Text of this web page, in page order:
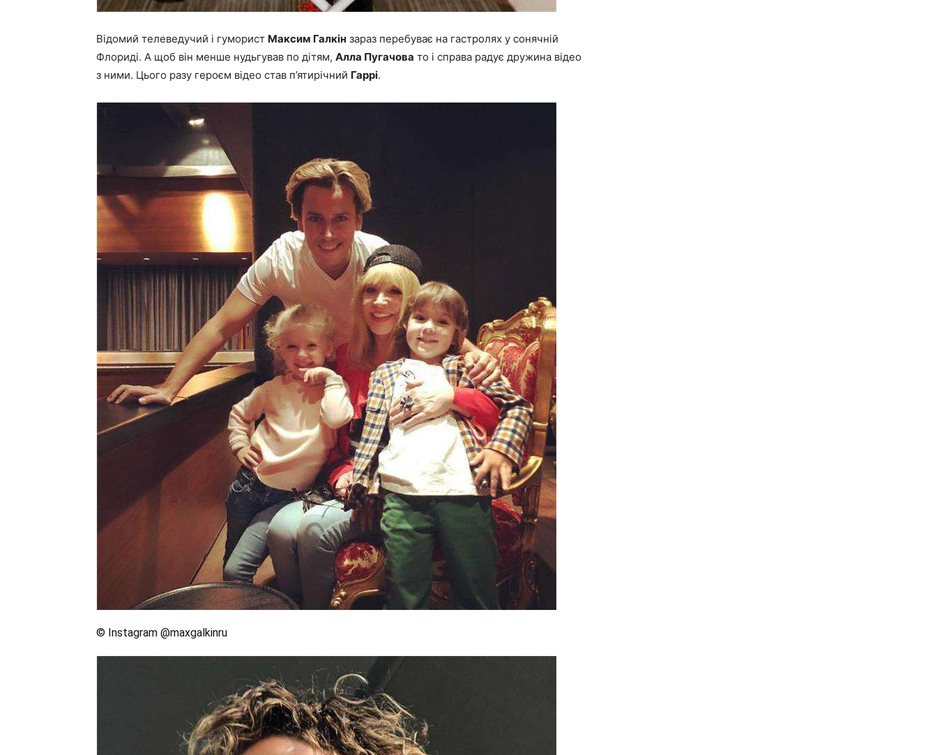
Відомий телеведучий і гуморист Максим Галкін зараз перебуває на гастролях у сонячній
Флориді. А щоб він менше нудьгував по дітям, Алла Пугачова то і справа радує дружина відео
з ними. Цього разу героєм відео став п’ятирічний Гаррі.
© Instagram @maxgalkinru